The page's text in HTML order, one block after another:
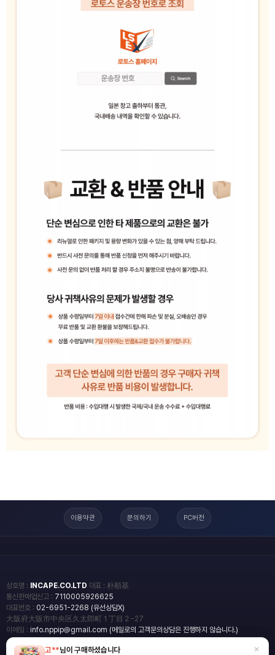
이용약관 문의하기 PC버전
상호명 : INCAPE.CO.LTD 대표 : 朴順基
통신판매업신고 : 7110005926625
대표번호 : 02-6951-2268 (유선상담X)
大阪府大阪市中央区久太郎町１丁目２−27
이메일 : info.nppip@gmail.com (메일로의 고객문의상담은 진행하지 않습니다.)
copyright 일본직구쇼핑몰 엔핍
고**님이 구매하셨습니다 ×